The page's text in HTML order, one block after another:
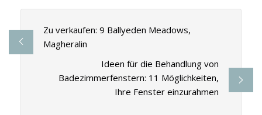
Zu verkaufen: 9 Ballyeden Meadows,
Magheralin
Ideen für die Behandlung von
Badezimmerfenstern: 11 Möglichkeiten,
Ihre Fenster einzurahmen